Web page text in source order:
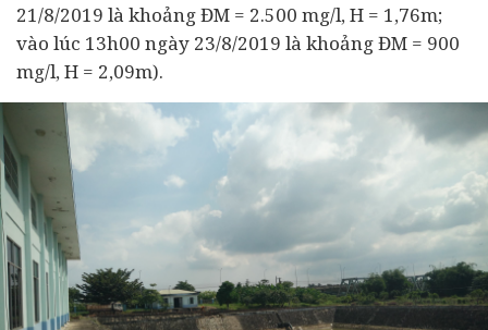
21/8/2019 là khoảng ĐM = 2.500 mg/l, H = 1,76m;
vào lúc 13h00 ngày 23/8/2019 là khoảng ĐM = 900
mg/l, H = 2,09m).